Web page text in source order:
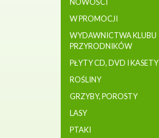
NOWOŚCI
W PROMOCJI
WYDAWNICTWA KLUBU
PRZYRODNIKÓW
PŁYTY CD, DVD I KASETY
ROŚLINY
GRZYBY, POROSTY
LASY
PTAKI